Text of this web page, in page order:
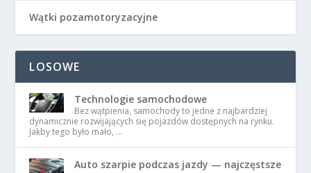
Wątki pozamotoryzacyjne
LOSOWE
Technologie samochodowe
Bez wątpienia, samochody to jedne z najbardziej
dynamicznie rozwijających się pojazdów dostępnych na rynku.
Jakby tego było mało, …
Auto szarpie podczas jazdy — najczęstsze